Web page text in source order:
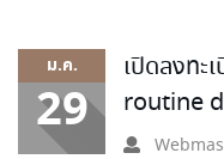
ม.ค.
29
เปิดลงท
routine